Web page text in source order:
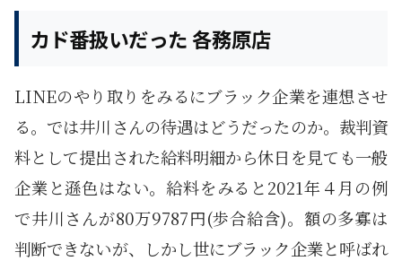
カド番扱いだった 各務原店
LINEのやり取りをみるにブラック企業を連想させ
る。では井川さんの待遇はどうだったのか。裁判資
料として提出された給料明細から休日を見ても一般
企業と遜色はない。給料をみると2021年４月の例
で井川さんが80万9787円(歩合給含)。額の多寡は
判断できないが、しかし世にブラック企業と呼ばれ